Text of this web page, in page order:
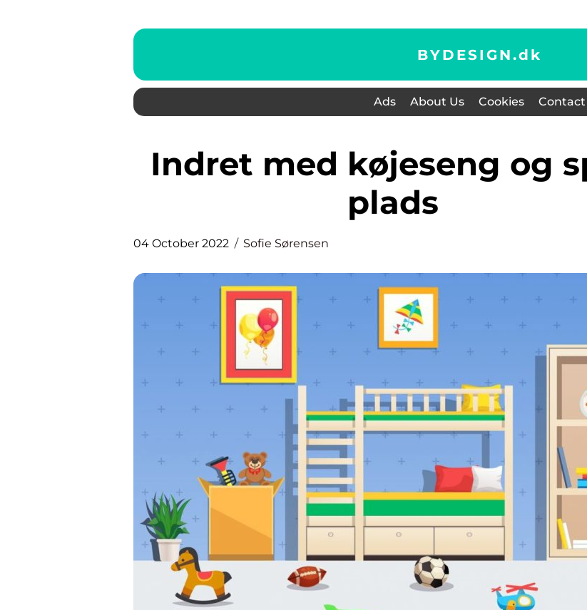
BYDESIGN.dk
Ads About Us Cookies Contact
Indret med køjeseng og spar
plads
04 October 2022 Sofie Sørensen